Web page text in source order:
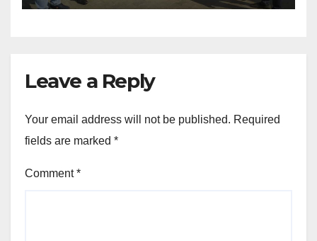
Leave a Reply
Your email address will not be published. Required
fields are marked *
Comment*